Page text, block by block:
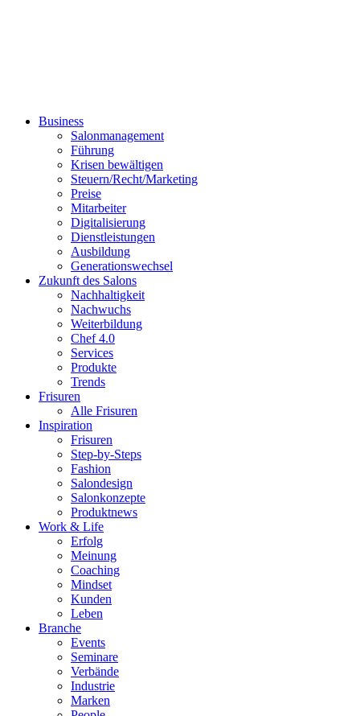
Business
Salonmanagement
Führung
Krisen bewältigen
Steuern/Recht/Marketing
Preise
Mitarbeiter
Digitalisierung
Dienstleistungen
Ausbildung
Generationswechsel
Zukunft des Salons
Nachhaltigkeit
Nachwuchs
Weiterbildung
Chef 4.0
Services
Produkte
Trends
Frisuren
Alle Frisuren
Inspiration
Frisuren
Step-by-Steps
Fashion
Salondesign
Salonkonzepte
Produktnews
Work & Life
Erfolg
Meinung
Coaching
Mindset
Kunden
Leben
Branche
Events
Seminare
Verbände
Industrie
Marken